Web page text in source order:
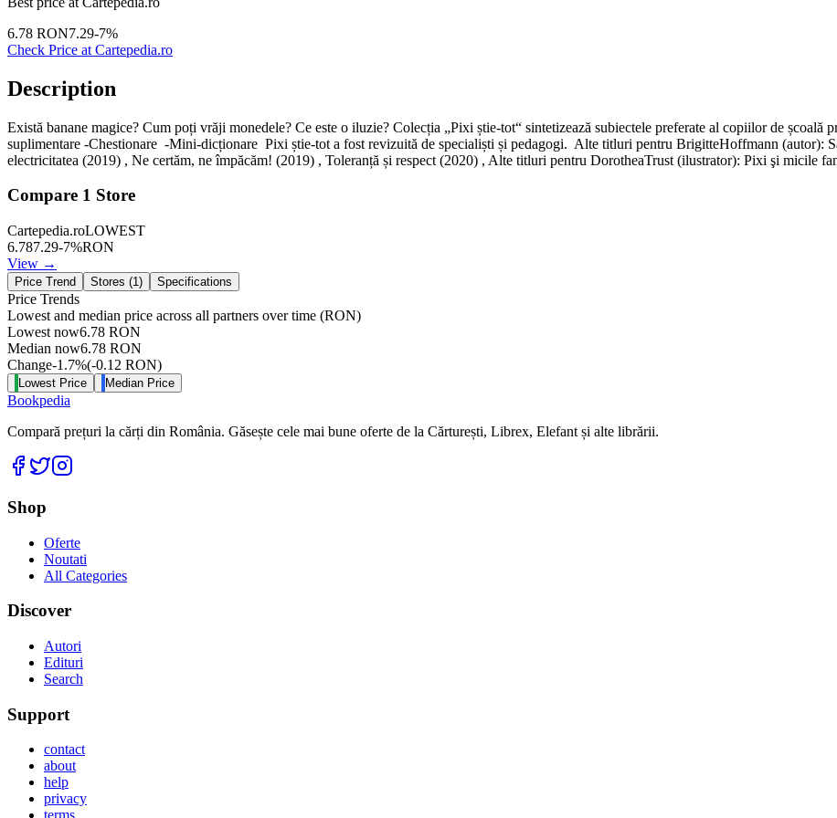
6.78 RON7.29-7%
Check Price at Cartepedia.ro
Description
Există banane magice? Cum poți vrăji monedele? Ce este o iluzie? Colecția „Pixi știe-tot“ sintetizează subiectele preferate al copiilor de
suplimentare -Chestionare -Mini-dicționare Pixi știe-tot a fost revizuită de specialiști și pedagogi. Alte titluri pentru BrigitteHoffmann (autor):
electricitatea (2019) , Ne certăm, ne împăcăm! (2019) , Toleranță și respect (2020) , Alte titluri pentru DorotheaTrust (ilustrator): Pixi şi micile
Compare 1 Store
Cartepedia.roLOWEST
6.787.29-7%RON
View →
Price Trend Stores (1) Specifications
Price Trends
Lowest and median price across all partners over time (RON)
Lowest now6.78 RON
Median now6.78 RON
Change-1.7%(-0.12 RON)
Lowest Price Median Price
Bookpedia
Compară prețuri la cărți din România. Găsește cele mai bune oferte de la Cărturești, Librex, Elefant și alte librării.
Facebook
Twitter
Shop
Oferte
Noutati
All Categories
Discover
Autori
Edituri
Search
Support
contact
about
help
privacy